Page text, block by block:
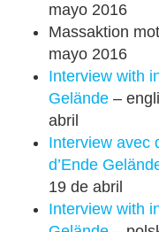
mayo 2016
Massaktion
mayo 2016
Interview with
Gelände –
abril
Interview avec
d’Ende
19 de abril
Interview with